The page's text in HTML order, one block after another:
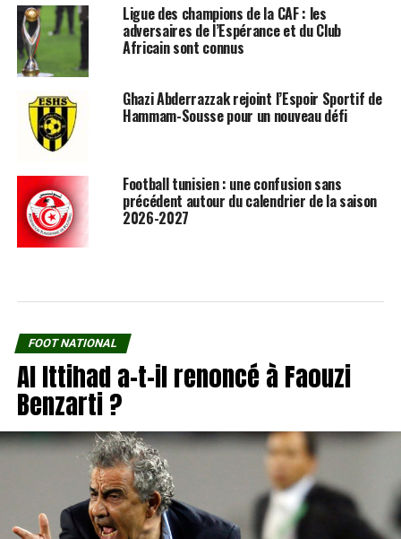
Ligue des champions de la CAF : les
adversaires de l’Espérance et du Club
Africain sont connus
Ghazi Abderrazzak rejoint l’Espoir Sportif de
Hammam-Sousse pour un nouveau défi
Football tunisien : une confusion sans
précédent autour du calendrier de la saison
2026-2027
FOOT NATIONAL
Al Ittihad a-t-il renoncé à Faouzi
Benzarti ?